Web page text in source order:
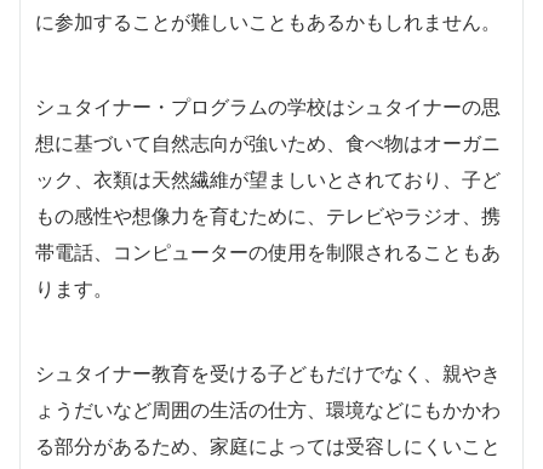
に参加することが難しいこともあるかもしれません。
シュタイナー・プログラムの学校はシュタイナーの思
想に基づいて自然志向が強いため、食べ物はオーガニ
ック、衣類は天然繊維が望ましいとされており、子ど
もの感性や想像力を育むために、テレビやラジオ、携
帯電話、コンピューターの使用を制限されることもあ
ります。
シュタイナー教育を受ける子どもだけでなく、親やき
ょうだいなど周囲の生活の仕方、環境などにもかかわ
る部分があるため、家庭によっては受容しにくいこと